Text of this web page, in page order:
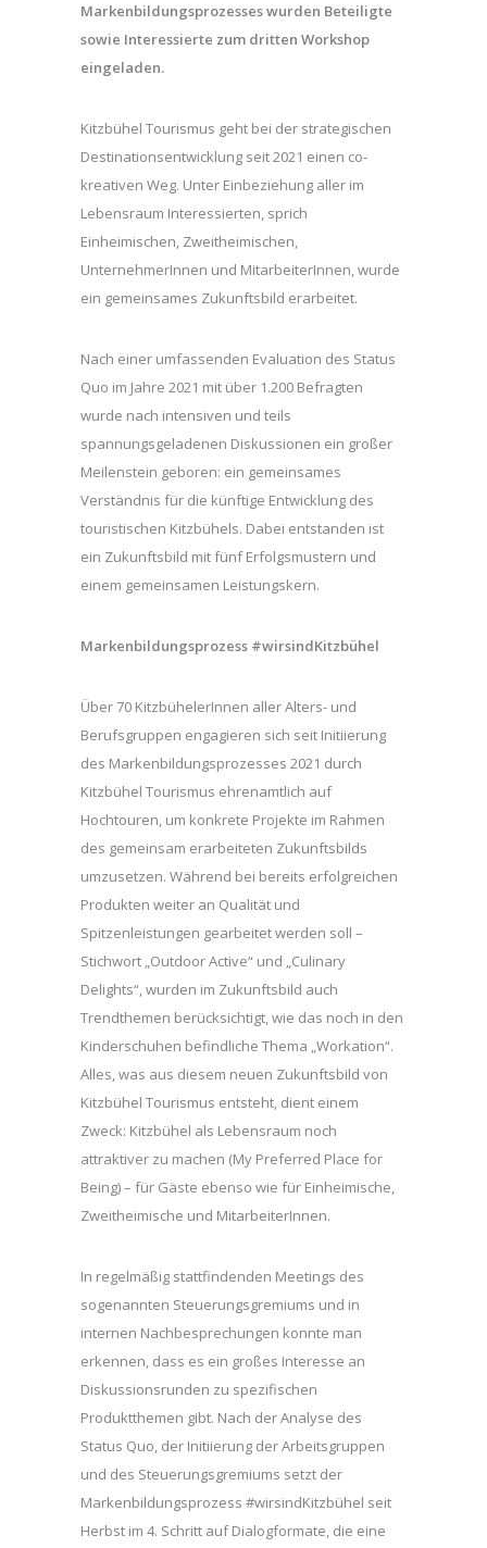
Markenbildungsprozesses wurden Beteiligte
sowie Interessierte zum dritten Workshop
eingeladen.
Kitzbühel Tourismus geht bei der strategischen
Destinationsentwicklung seit 2021 einen co-
kreativen Weg. Unter Einbeziehung aller im
Lebensraum Interessierten, sprich
Einheimischen, Zweitheimischen,
UnternehmerInnen und MitarbeiterInnen, wurde
ein gemeinsames Zukunftsbild erarbeitet.
Nach einer umfassenden Evaluation des Status
Quo im Jahre 2021 mit über 1.200 Befragten
wurde nach intensiven und teils
spannungsgeladenen Diskussionen ein großer
Meilenstein geboren: ein gemeinsames
Verständnis für die künftige Entwicklung des
touristischen Kitzbühels. Dabei entstanden ist
ein Zukunftsbild mit fünf Erfolgsmustern und
einem gemeinsamen Leistungskern.
Markenbildungsprozess #wirsindKitzbühel
Über 70 KitzbühelerInnen aller Alters- und
Berufsgruppen engagieren sich seit Initiierung
des Markenbildungsprozesses 2021 durch
Kitzbühel Tourismus ehrenamtlich auf
Hochtouren, um konkrete Projekte im Rahmen
des gemeinsam erarbeiteten Zukunftsbilds
umzusetzen. Während bei bereits erfolgreichen
Produkten weiter an Qualität und
Spitzenleistungen gearbeitet werden soll –
Stichwort „Outdoor Active“ und „Culinary
Delights“, wurden im Zukunftsbild auch
Trendthemen berücksichtigt, wie das noch in den
Kinderschuhen befindliche Thema „Workation“.
Alles, was aus diesem neuen Zukunftsbild von
Kitzbühel Tourismus entsteht, dient einem
Zweck: Kitzbühel als Lebensraum noch
attraktiver zu machen (My Preferred Place for
Being) – für Gäste ebenso wie für Einheimische,
Zweitheimische und MitarbeiterInnen.
In regelmäßig stattfindenden Meetings des
sogenannten Steuerungsgremiums und in
internen Nachbesprechungen konnte man
erkennen, dass es ein großes Interesse an
Diskussionsrunden zu spezifischen
Produktthemen gibt. Nach der Analyse des
Status Quo, der Initiierung der Arbeitsgruppen
und des Steuerungsgremiums setzt der
Markenbildungsprozess #wirsindKitzbühel seit
Herbst im 4. Schritt auf Dialogformate, die eine